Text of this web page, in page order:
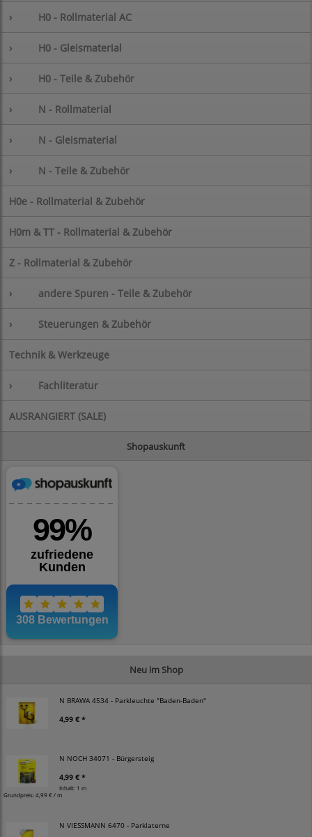
› H0 - Rollmaterial AC
› H0 - Gleismaterial
› H0 - Teile & Zubehör
› N - Rollmaterial
› N - Gleismaterial
› N - Teile & Zubehör
H0e - Rollmaterial & Zubehör
H0m & TT - Rollmaterial & Zubehör
Z - Rollmaterial & Zubehör
› andere Spuren - Teile & Zubehör
› Steuerungen & Zubehör
Technik & Werkzeuge
› Fachliteratur
AUSRANGIERT (SALE)
Shopauskunft
Neu im Shop
N BRAWA 4534 - Parkleuchte "Baden-Baden"
4,99 € *
N NOCH 34071 - Bürgersteig
4,99 € *
Inhalt: 1 m
Grundpreis:4,99 € / m
N VIESSMANN 6470 - Parklaterne